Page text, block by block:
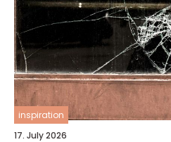
inspiration
17. July 2026